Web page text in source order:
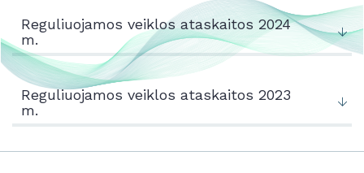
Lėšų kaupimas
Mokamų paslaugų kainos
Projektai
Kontaktai
Vartotojams
Veikla
Vanduo
Vandentvarkos skyrius
Vartotojams
Veikla
Reguliuojamos veiklos ataskaitos 2024
m.
Reguliuojamos veiklos ataskaitos 2023
m.